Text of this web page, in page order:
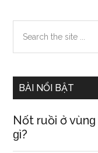
Primary
Sidebar
the
BÀI NỔI BẬT
Nốt ruồi ở
ɡì?